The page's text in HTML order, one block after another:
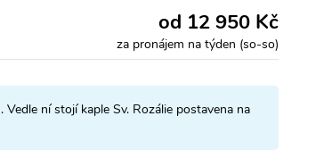
od 12 950 Kč
za pronájem na týden (so-so)
ní stojí kaple Sv. Rozálie postavena na